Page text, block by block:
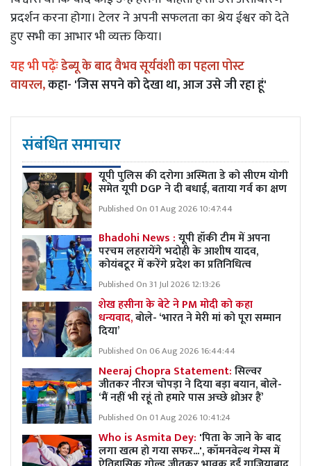
प्रदर्शन करना होगा। टेलर ने अपनी सफलता का श्रेय ईश्वर को देते
हुए सभी का आभार भी व्यक्त किया।
यह भी पढ़ेंःडेब्यू के बाद वैभव सूर्यवंशी का पहला पोस्ट
वायरल,कहा- 'जिस सपने को देखा था, आज उसे जी रहा हूं'
संबंधित समाचार
यूपी पुलिस की दरोगा अस्मिता डे को सीएम योगी
समेत यूपी DGP ने दी बधाई, बताया गर्व का क्षण
Published On 01 Aug 2026 10:47:44
Bhadohi News :यूपी हॉकी टीम में अपना
परचम लहरायेंगे भदोही के आशीष यादव,
कोयंबटूर में करेंगे प्रदेश का प्रतिनिधित्व
Published On 31 Jul 2026 12:13:26
शेख हसीना के बेटे ने PM मोदी को कहा
धन्यवाद,बोले- ‘भारत ने मेरी मां को पूरा सम्मान
दिया’
Published On 06 Aug 2026 16:44:44
Neeraj Chopra Statement:सिल्वर
जीतकर नीरज चोपड़ा ने दिया बड़ा बयान, बोले-
‘मैं नहीं भी रहूं तो हमारे पास अच्छे थ्रोअर हैं’
Published On 01 Aug 2026 10:41:24
Who is Asmita Dey: 'पिता के जाने के बाद
लगा खत्म हो गया सफर...', कॉमनवेल्थ गेम्स में